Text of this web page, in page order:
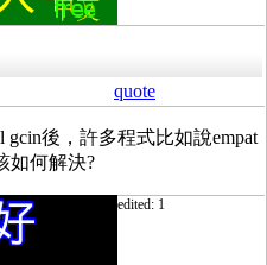
quote
gcin後，許多程式比如說empat
如何解決?
edited: 1